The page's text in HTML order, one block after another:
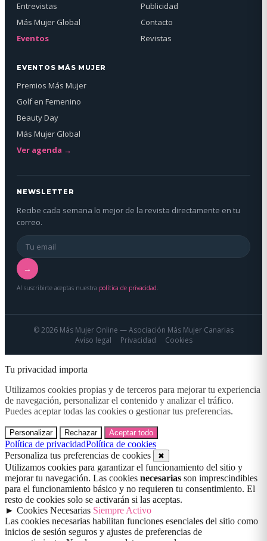
Entrevistas
Más Mujer Global
Eventos
Publicidad
Contacto
Revistas
EVENTOS MÁS MUJER
Premios Más Mujer
Golf en Femenino
Beauty Day
Más Mujer Global
Ver agenda →
NEWSLETTER
Recibe cada semana lo mejor de la revista directamente en tu
correo.
→
Al suscribirte aceptas nuestra política de privacidad.
© 2026 Más Mujer Online — Asociación Más Mujer Canarias
Aviso legal
Privacidad Cookies
Tu privacidad importa
Utilizamos cookies propias y de terceros para mejorar tu experiencia
de navegación, personalizar el contenido y analizar el tráfico.
Puedes aceptar todas las cookies o gestionar tus preferencias.
Personalizar Rechazar Aceptar todo
Política de privacidadPolítica de cookies
Personaliza tus preferencias de cookies
✖
Utilizamos cookies para garantizar el funcionamiento del sitio y
mejorar tu navegación. Las cookies necesarias son imprescindibles
para el funcionamiento básico y no requieren tu consentimiento. El
resto de cookies solo se activarán si las aceptas.
► Cookies Necesarias Siempre Activo
Las cookies necesarias habilitan funciones esenciales del sitio como
inicios de sesión seguros y ajustes de preferencias de